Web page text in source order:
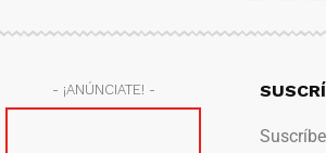
- ¡ANÚNCIATE! -